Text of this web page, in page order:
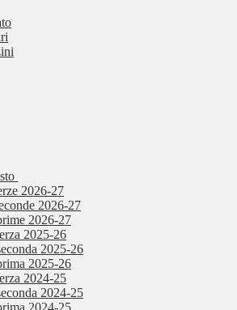
2026-27
2026-27
2026-27
2025-26
2025-26
2025-26
2024-25
2024-25